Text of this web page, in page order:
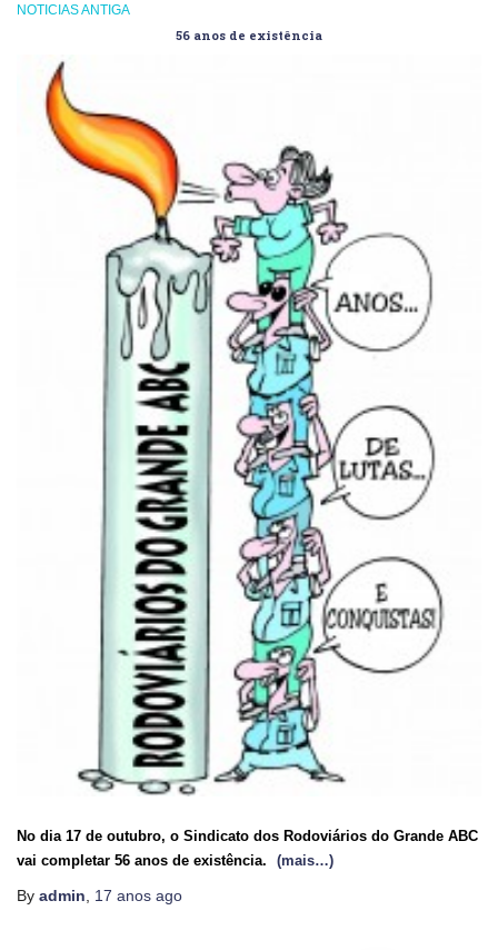
NOTICIAS ANTIGA
56 anos de existência
No dia 17 de outubro, o Sindicato dos Rodoviários do Grande ABC
vai completar 56 anos de existência.
(mais…)
By admin 17 anos ago